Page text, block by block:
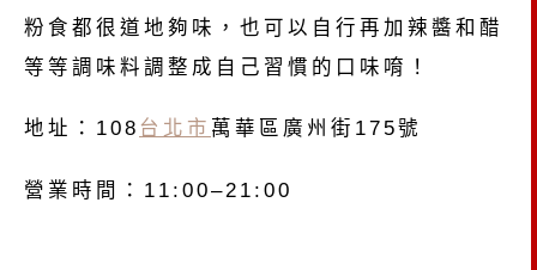
粉食都很道地夠味，也可以自行再加辣醬和醋
等等調味料調整成自己習慣的口味唷！
地址：108 台北市 萬華區廣州街175號
營業時間：11:00–21:00